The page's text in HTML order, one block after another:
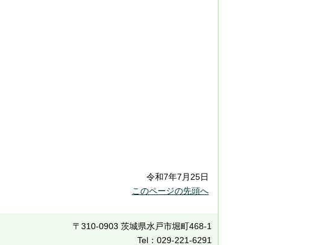
令和7年7月25日
このページの先頭へ
〒310-0903 茨城県水戸市堀町468-1
Tel：029-221-6291